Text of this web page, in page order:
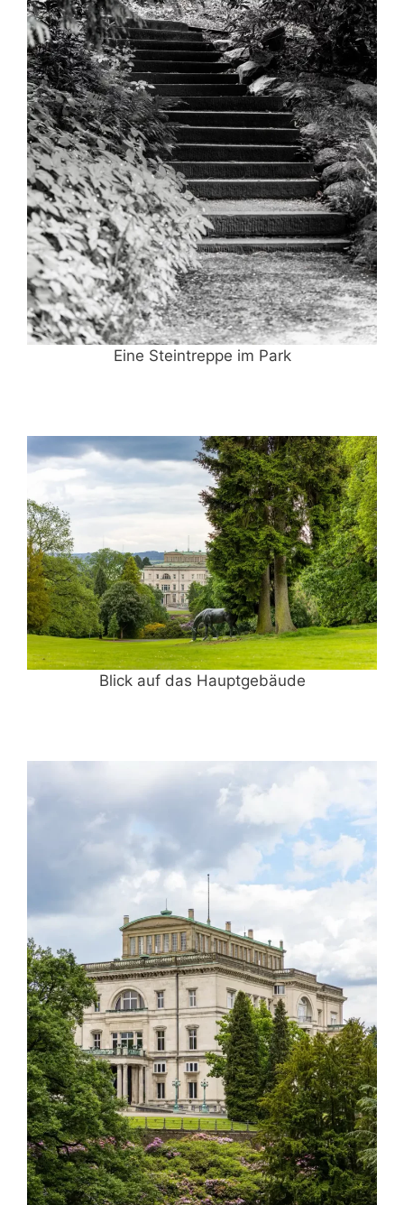
Eine Steintreppe im Park
Blick auf das Hauptgebäude